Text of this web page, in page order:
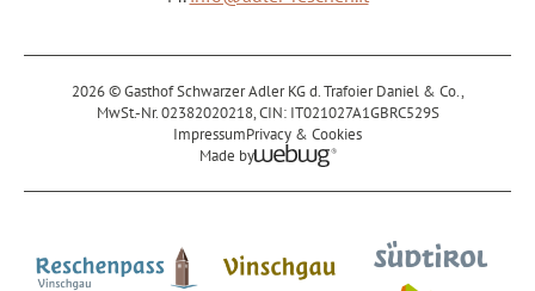
2026 © Gasthof Schwarzer Adler KG d. Trafoier Daniel & Co.,
MwSt.-Nr. 02382020218, CIN: IT021027A1GBRC529S
ImpressumPrivacy & Cookies
Made by